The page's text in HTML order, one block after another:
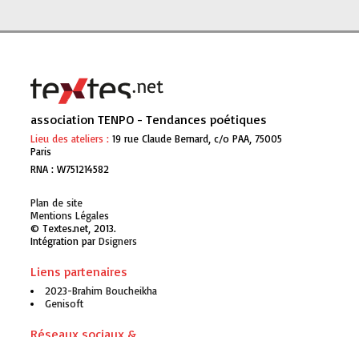
association TENPO - Tendances poétiques
Lieu des ateliers : 19 rue Claude Bernard, c/o PAA, 75005
Paris
RNA : W751214582
Plan de site
Mentions Légales
© Textes.net, 2013.
Intégration par Genisoft
Liens partenaires
2023-Brahim Boucheikha
Genisoft
Réseaux sociaux &